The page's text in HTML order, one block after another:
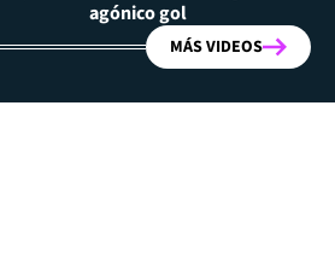
agónico gol
MÁS VIDEOS